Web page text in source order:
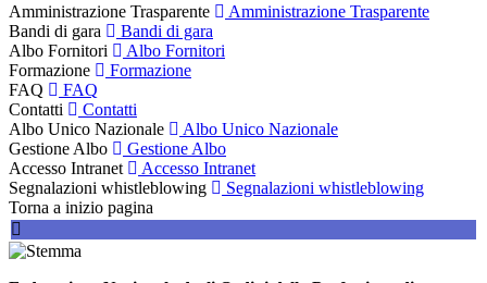
Amministrazione Trasparente
Amministrazione Trasparente
Bandi di gara
Bandi di gara
Albo Fornitori
Albo Fornitori
Formazione
Formazione
FAQ
FAQ
Contatti
Contatti
Albo Unico Nazionale
Albo Unico Nazionale
Gestione Albo
Gestione Albo
Accesso Intranet
Accesso Intranet
Segnalazioni whistleblowing
Segnalazioni whistleblowing
Torna a inizio pagina